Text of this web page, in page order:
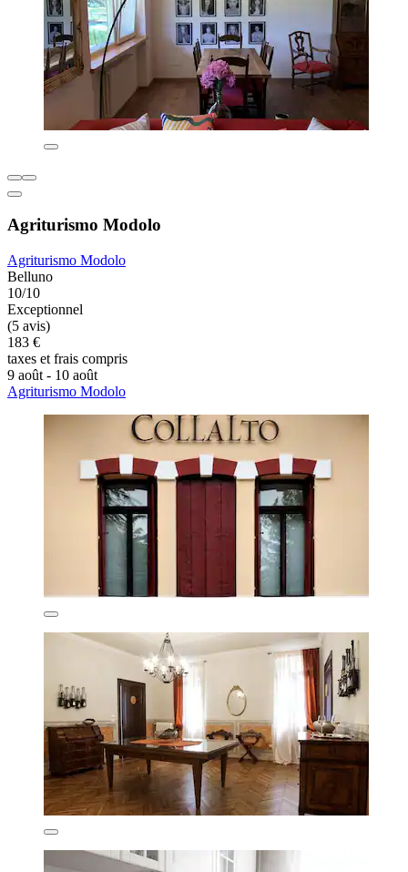
Agriturismo Modolo
Agriturismo Modolo
Belluno
10/10
Exceptionnel
(5 avis)
183 €
taxes et frais compris
9 août - 10 août
Agriturismo Modolo